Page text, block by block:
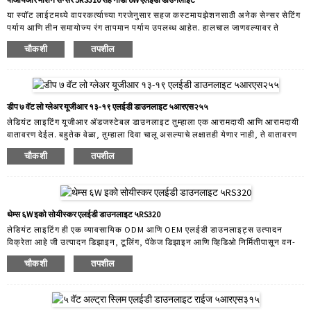
या स्पॉट लाईटमध्ये वापरकर्त्याच्या गरजेनुसार सहज कस्टमायझेशनसाठी अनेक सेन्सर सेटिंग
पर्याय आणि तीन समायोज्य रंग तापमान पर्याय उपलब्ध आहेत. हालचाल जाणवल्यावर ते
आपोआप दिवे चालू करू शकते आणि कोणतीही हालचाल आढळली नाही तर बंद करू शकते.
वाढीव सुरक्षितता आणि हँड्स-फ्री स्विचिंगची सोय ही सेन्सर बसवण्याची उत्तम कारणे आहेत.
उपाय बनवते. वारंवार विचारले जाणारे प्रश्न: प्रश्न: कसे...
चौकशी तपशील
डीप ७ वॅट लो ग्लेअर यूजीआर १३-१९ एलईडी डाउनलाइट ५आरएस२५५
लेडियंट लाइटिंग यूजीआर अ‍ॅडजस्टेबल डाउनलाइट तुम्हाला एक आरामदायी आणि आरामदायी
वातावरण देईल. बहुतेक वेळा, तुम्हाला दिवा चालू असल्याचे लक्षातही येणार नाही, ते वातावरण
शक्य तितके आरामदायक आणि आल्हाददायक बनवते. उत्तम यूजीआर असल्याने, त्यात
सौंदर्यात्मक डिझाइन, आयपी६५ पृष्ठभाग वॉटर-प्रूफ आणि फायर रेटेड दोन्ही आहेत. अधिक
करतो. ३ वेगवेगळ्या रंग तापमानांमध्ये अ‍ॅडजस्टेबल: २७०० के, ३००० के, ४००० के वाहतूक
खर्च कमी करू शकते आणि ...
चौकशी तपशील
थेम्स ६W इको सोयीस्कर एलईडी डाउनलाइट ५RS320
लेडियंट लाइटिंग ही एक व्यावसायिक ODM आणि OEM एलईडी डाउनलाइट्स उत्पादन
विक्रेता आहे जी उत्पादन डिझाइन, टूलिंग, पॅकेज डिझाइन आणि व्हिडिओ निर्मितीपासून वन-
स्टॉप सेवा देऊ शकते. लेडियंट लाइटिंगमध्ये बनवलेले सर्व एलईडी डाउनलाइट्स ग्राहकांच्या
गरजेनुसार स्वतः डिझाइन केलेले आणि बनवलेले आहेत. आमच्याकडे मजबूत ODM सेवा
ग्राहकांना ODM डिझाइनसाठी जलद उपाय तसेच विविध प्रकारच्या ग्राहकांच्या गरजा पूर्ण
करण्यासाठी विविध डिम करण्यायोग्य ड्रायव्हर सोल्यूशन्स देतात...
चौकशी तपशील